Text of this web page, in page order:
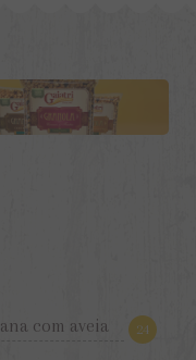
com aveia 24